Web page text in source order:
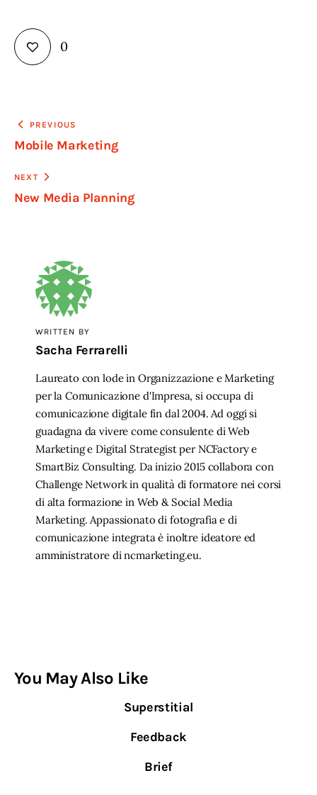
0
Navigazione
articoli
PREVIOUS
Mobile Marketing
NEXT
New Media Planning
WRITTEN BY
Sacha Ferrarelli
Laureato con lode in Organizzazione e Marketing
per la Comunicazione d'Impresa, si occupa di
comunicazione digitale fin dal 2004. Ad oggi si
guadagna da vivere come consulente di Web
Marketing e Digital Strategist per NCFactory e
SmartBiz Consulting. Da inizio 2015 collabora con
Challenge Network in qualità di formatore nei corsi
di alta formazione in Web & Social Media
Marketing. Appassionato di fotografia e di
comunicazione integrata è inoltre ideatore ed
amministratore di ncmarketing.eu.
You May Also Like
Superstitial
Feedback
Brief